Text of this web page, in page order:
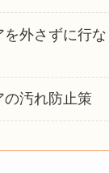
を外さずに行
の汚れ防止策